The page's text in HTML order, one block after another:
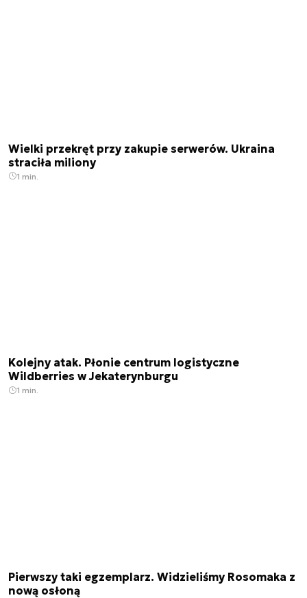
Wielki przekręt przy zakupie serwerów. Ukraina
straciła miliony
1 min.
Kolejny atak. Płonie centrum logistyczne
Wildberries w Jekaterynburgu
1 min.
Pierwszy taki egzemplarz. Widzieliśmy Rosomaka z
nową osłoną